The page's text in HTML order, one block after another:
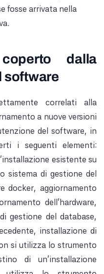
fosse arrivata nella
dalla
software
correlati alla
a nuove versioni
del software, in
i seguenti elementi:
esistente su
sistema di gestione del
docker, aggiornamento
dell'hardware,
gestione del database,
installazione di
si utilizza lo strumento
di un'installazione